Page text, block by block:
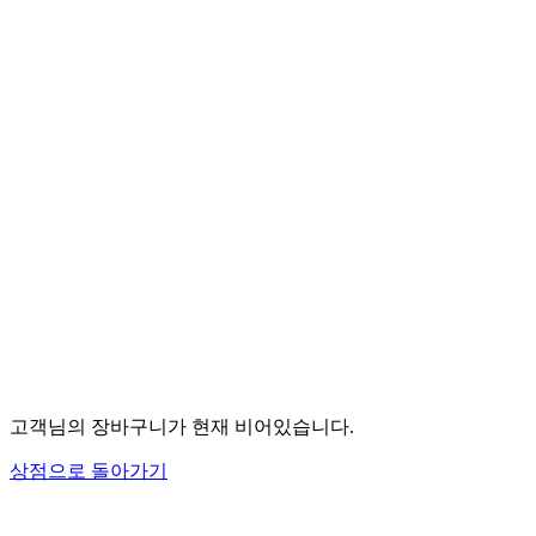
고객님의 장바구니가 현재 비어있습니다.
상점으로 돌아가기